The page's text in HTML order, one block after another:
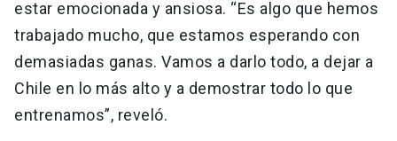
estar emocionada y ansiosa. “Es algo que hemos
trabajado mucho, que estamos esperando con
demasiadas ganas. Vamos a darlo todo, a dejar a
Chile en lo más alto y a demostrar todo lo que
entrenamos”, reveló.